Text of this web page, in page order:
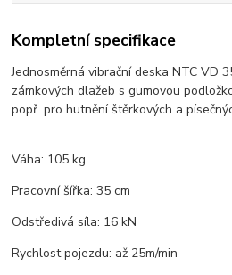
Kompletní specifikace
Jednosměrná vibrační deska NTC VD
zámkových dlažeb s gumovou
popř. pro hutnění štěrkových a
Váha: 105 kg
Pracovní šířka: 35 cm
Odstředivá síla: 16 kN
Rychlost pojezdu: až 25m/min